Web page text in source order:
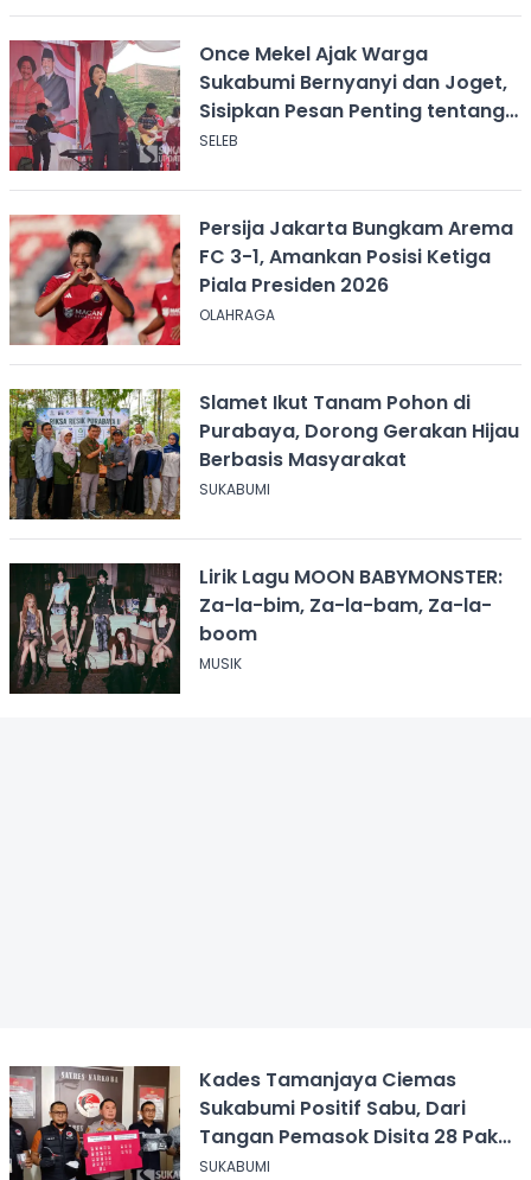
Once Mekel Ajak Warga
Sukabumi Bernyanyi dan Joget,
Sisipkan Pesan Penting tentang
ASI
SELEB
Persija Jakarta Bungkam Arema
FC 3-1, Amankan Posisi Ketiga
Piala Presiden 2026
OLAHRAGA
Slamet Ikut Tanam Pohon di
Purabaya, Dorong Gerakan Hijau
Berbasis Masyarakat
SUKABUMI
Lirik Lagu MOON BABYMONSTER:
Za-la-bim, Za-la-bam, Za-la-
boom
MUSIK
Kades Tamanjaya Ciemas
Sukabumi Positif Sabu, Dari
Tangan Pemasok Disita 28 Paket
Narkoba
SUKABUMI